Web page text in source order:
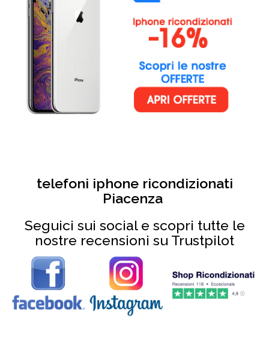
telefoni iphone ricondizionati
Piacenza
Seguici sui social e scopri tutte le
nostre recensioni su Trustpilot